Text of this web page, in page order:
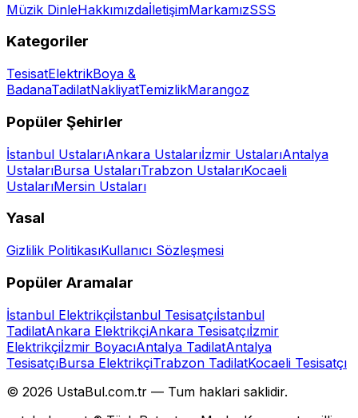
Müzik DinleHakkımızdaİletişimMarkamızSSS
Kategoriler
TesisatElektrikBoya &
BadanaTadilatNakliyatTemizlikMarangoz
Popüler Şehirler
İstanbul UstalarıAnkara Ustalarıİzmir UstalarıAntalya
UstalarıBursa UstalarıTrabzon UstalarıKocaeli
UstalarıMersin Ustaları
Yasal
Gizlilik PolitikasıKullanıcı Sözleşmesi
Popüler Aramalar
İstanbul Elektrikçiİstanbul Tesisatçıİstanbul
TadilatAnkara ElektrikçiAnkara Tesisatçıİzmir
Elektrikçiİzmir BoyacıAntalya TadilatAntalya
TesisatçıBursa ElektrikçiTrabzon TadilatKocaeli Tesisatçı
© 2026 UstaBul.com.tr — Tum haklari saklidir.